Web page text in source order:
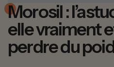
Morosil :
elle vraiment
perdre du